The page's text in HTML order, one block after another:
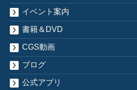
イベント案内
書籍＆DVD
CGS動画
ブログ
公式アプリ